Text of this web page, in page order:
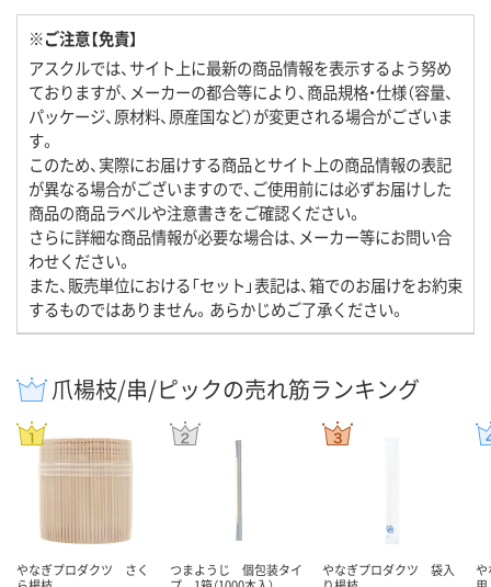
※ご注意【免責】
アスクルでは、サイト上に最新の商品情報を表示するよう努め
ておりますが、メーカーの都合等により、商品規格・仕様（容量、
パッケージ、原材料、原産国など）が変更される場合がございま
す。
このため、実際にお届けする商品とサイト上の商品情報の表記
が異なる場合がございますので、ご使用前には必ずお届けした
商品の商品ラベルや注意書きをご確認ください。
さらに詳細な商品情報が必要な場合は、メーカー等にお問い合
わせください。
また、販売単位における「セット」表記は、箱でのお届けをお約束
するものではありません。あらかじめご了承ください。
爪楊枝/串/ピックの売れ筋ランキング
やなぎプロダクツ さく
つまようじ 個包装タイ
やなぎプロダクツ 袋入